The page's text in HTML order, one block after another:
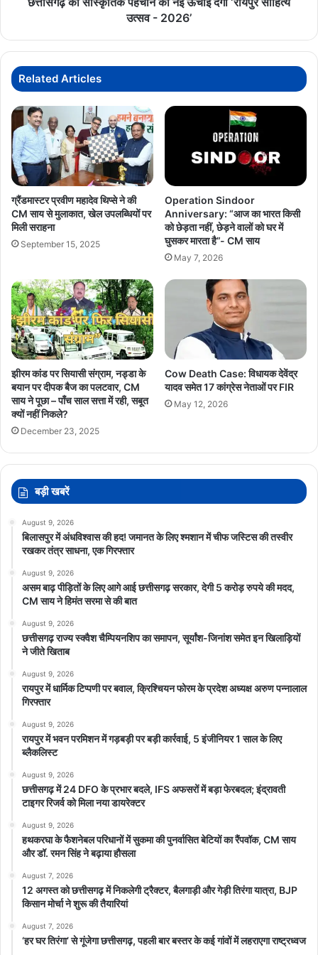
उत्सव - 2026’
Related Articles
ग्रैंडमास्टर प्रवीण महादेव थिप्से ने की
CM साय से मुलाकात, खेल उपलब्धियों पर
मिली सराहना
September 15, 2025
Operation Sindoor
Anniversary: “आज का भारत किसी
को छेड़ता नहीं, छेड़ने वालों को घर में
घुसकर मारता है”- CM साय
May 7, 2026
झीरम कांड पर सियासी संग्राम, नड्डा के
बयान पर दीपक बैज का पलटवार, CM
साय ने पूछा – पाँच साल सत्ता में रही, सबूत
क्यों नहीं निकले?
December 23, 2025
Cow Death Case: विधायक देवेंद्र
यादव समेत 17 कांग्रेस नेताओं पर FIR
May 12, 2026
बड़ी खबरें
August 9, 2026
बिलासपुर में अंधविश्वास की हद! जमानत के लिए श्मशान में चीफ जस्टिस की तस्वीर
रखकर तंत्र साधना, एक गिरफ्तार
August 9, 2026
असम बाढ़ पीड़ितों के लिए आगे आई छत्तीसगढ़ सरकार, देगी 5 करोड़ रुपये की मदद,
CM साय ने हिमंत सरमा से की बात
August 9, 2026
छत्तीसगढ़ राज्य स्क्वैश चैम्पियनशिप का समापन, सूर्यांश-जिनांश समेत इन खिलाड़ियों
ने जीते खिताब
August 9, 2026
रायपुर में धार्मिक टिप्पणी पर बवाल, क्रिश्चियन फोरम के प्रदेश अध्यक्ष अरुण पन्नालाल
गिरफ्तार
August 9, 2026
रायपुर में भवन परमिशन में गड़बड़ी पर बड़ी कार्रवाई, 5 इंजीनियर 1 साल के लिए
ब्लैकलिस्ट
August 9, 2026
छत्तीसगढ़ में 24 DFO के प्रभार बदले, IFS अफसरों में बड़ा फेरबदल; इंद्रावती
टाइगर रिजर्व को मिला नया डायरेक्टर
August 9, 2026
हथकरघा के फैशनेबल परिधानों में सुकमा की पुनर्वासित बेटियों का रैंपवॉक, CM साय
और डॉ. रमन सिंह ने बढ़ाया हौसला
August 7, 2026
12 अगस्त को छत्तीसगढ़ में निकलेगी ट्रैक्टर, बैलगाड़ी और गेड़ी तिरंगा यात्रा, BJP
किसान मोर्चा ने शुरू की तैयारियां
August 7, 2026
‘हर घर तिरंगा’ से गूंजेगा छत्तीसगढ़, पहली बार बस्तर के कई गांवों में लहराएगा राष्ट्रध्वज